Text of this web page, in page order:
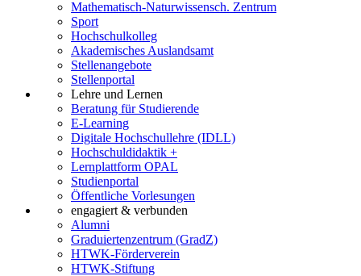
Mathematisch-Naturwissensch. Zentrum
Sport
Hochschulkolleg
Akademisches Auslandsamt
Stellenangebote
Stellenportal
Lehre und Lernen
Beratung für Studierende
E-Learning
Digitale Hochschullehre (IDLL)
Hochschuldidaktik +
Lernplattform OPAL
Studienportal
Öffentliche Vorlesungen
engagiert & verbunden
Alumni
Graduiertenzentrum (GradZ)
HTWK-Förderverein
HTWK-Stiftung